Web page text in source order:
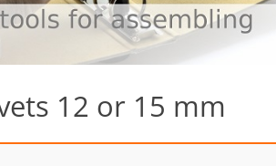
12 or 15 mm